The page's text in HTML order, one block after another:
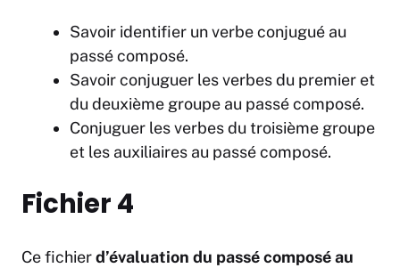
Savoir identifier un verbe conjugué au
passé composé.
Savoir conjuguer les verbes du premier et
du deuxième groupe au passé composé.
Conjuguer les verbes du troisième groupe
et les auxiliaires au passé composé.
Fichier 4
Ce fichierd’évaluation du passé composé au